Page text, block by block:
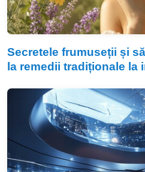
Secretele frumuseții și
la remedii tradiționale la